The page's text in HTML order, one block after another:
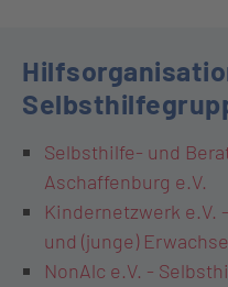
Selbsthilfe- und
Aschaffenburg e.V.
Kindernetzwerk e.V.
und (junge)
NonAlc e.V. -